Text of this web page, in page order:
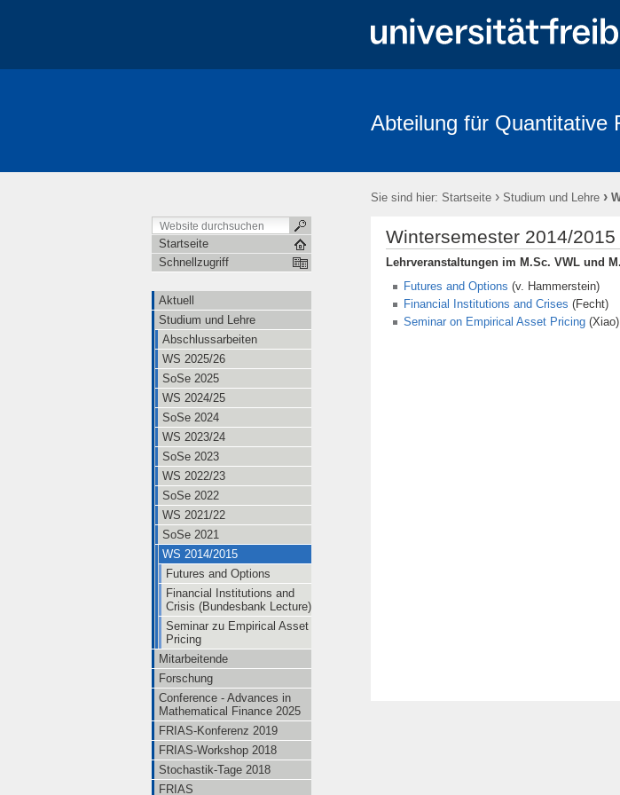
Stochastik-Tage 2018 FRIAS Links
Abteilung für Quantitative
Sie sind hier: Startseite › Studium und Lehre ›
Startseite
Schnellzugriff
Aktuell
Studium und Lehre
Abschlussarbeiten
WS 2025/26
SoSe 2025
WS 2024/25
SoSe 2024
WS 2023/24
SoSe 2023
WS 2022/23
SoSe 2022
WS 2021/22
SoSe 2021
WS 2014/2015
Futures and Options
Financial Institutions and
Crisis (Bundesbank Lecture)
Seminar zu Empirical Asset
Pricing
Mitarbeitende
Forschung
Conference - Advances in
Mathematical Finance 2025
FRIAS-Konferenz 2019
FRIAS-Workshop 2018
Stochastik-Tage 2018
FRIAS
Wintersemester 2014/2015
Lehrveranstaltungen im M.Sc. VWL und
Futures and Options (v. Hammerstein)
Financial Institutions and Crises (Fecht)
Seminar on Empirical Asset Pricing (Xiao)